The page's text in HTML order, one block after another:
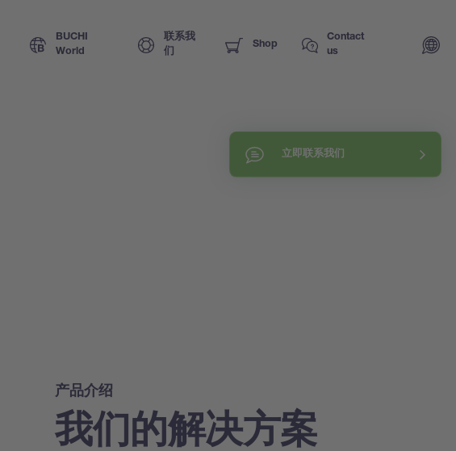
BUCHI
World
联系我
们
Shop
Contact
us
立即联系我们
产品介绍
我们的解决方案